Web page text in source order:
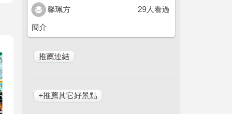
馨珮方 29人看過
簡介
+推薦其它好景點